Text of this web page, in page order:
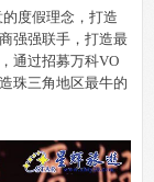
度假理念，打造
强强联手，打造最
通过招募万科VO
珠三角地区最牛的